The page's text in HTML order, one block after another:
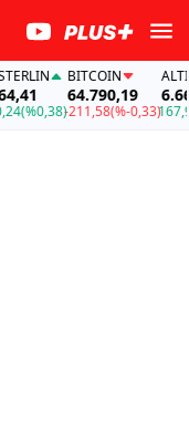
(%0,38)
BITCOIN
64.790,19
-211,58(%-0,33)
ALTIN
167,96